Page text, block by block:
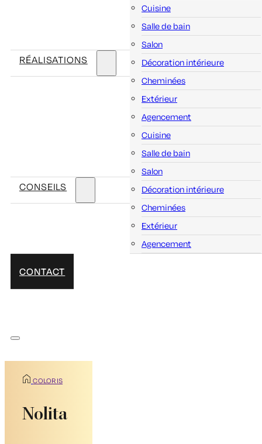
RÉALISATIONS
Cuisine
Salle de bain
Salon
Décoration intérieure
Cheminées
Extérieur
Agencement
CONSEILS
Cuisine
Salle de bain
Salon
Décoration intérieure
Cheminées
Extérieur
Agencement
CONTACT
COLORIS
Nolita